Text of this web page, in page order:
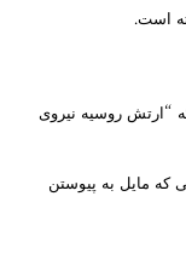
است.
“ارتش روسیه نیروی
که مایل به پیوستن